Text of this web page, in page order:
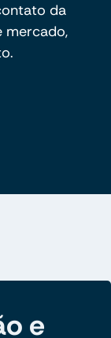
da
mercado,
e